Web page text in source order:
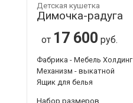
Детская кушетка
Димочка-радуга
от 17 600 руб.
Фабрика - Мебель Холдинг
Механизм - выкатной
Ящик для белья
Набор размеров